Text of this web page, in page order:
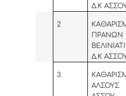
Δ.Κ
2 KA
Δ.Κ
3 KA